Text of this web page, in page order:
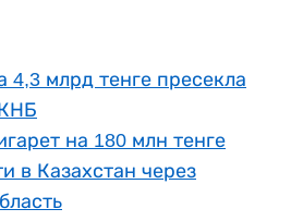
4,3 млрд тенге пресекла
на 180 млн тенге
в Казахстан через